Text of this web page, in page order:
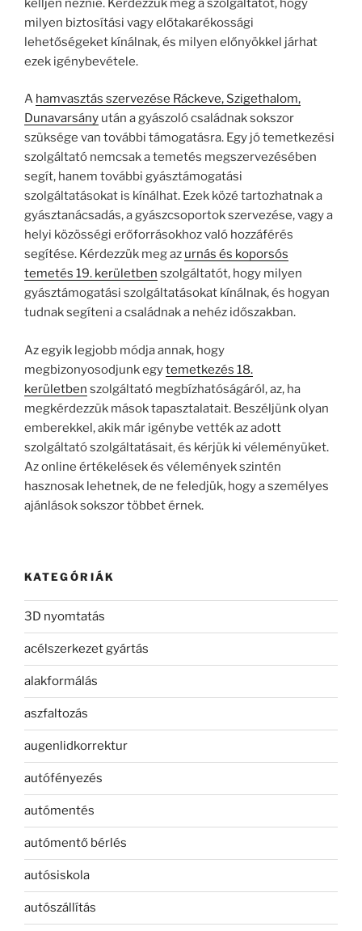
kelljen néznie. Kérdezzük meg a szolgáltatót, hogy
milyen biztosítási vagy előtakarékossági
lehetőségeket kínálnak, és milyen előnyökkel járhat
ezek igénybevétele.
A hamvasztás szervezése Ráckeve, Szigethalom,
Dunavarsány után a gyászoló családnak sokszor
szüksége van további támogatásra. Egy jó temetkezési
szolgáltató nemcsak a temetés megszervezésében
segít, hanem további gyásztámogatási
szolgáltatásokat is kínálhat. Ezek közé tartozhatnak a
gyásztanácsadás, a gyászcsoportok szervezése, vagy a
helyi közösségi erőforrásokhoz való hozzáférés
segítése. Kérdezzük meg az urnás és koporsós
temetés 19. kerületben szolgáltatót, hogy milyen
gyásztámogatási szolgáltatásokat kínálnak, és hogyan
tudnak segíteni a családnak a nehéz időszakban.
Az egyik legjobb módja annak, hogy
megbizonyosodjunk egytemetkezés 18.
kerületben szolgáltató megbízhatóságáról, az, ha
megkérdezzük mások tapasztalatait. Beszéljünk olyan
emberekkel, akik már igénybe vették az adott
szolgáltató szolgáltatásait, és kérjük ki véleményüket.
Az online értékelések és vélemények szintén
hasznosak lehetnek, de ne feledjük, hogy a személyes
ajánlások sokszor többet érnek.
KATEGÓRIÁK
3D nyomtatás
acélszerkezet gyártás
alakformálás
aszfaltozás
augenlidkorrektur
autófényezés
autómentés
autómentő bérlés
autósiskola
autószállítás